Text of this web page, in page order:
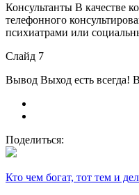
Консультанты В качестве
телефонного
психиатрами или
Слайд 7
Вывод Выход есть всегда!
Поделиться:
Кто чем богат, тот тем и